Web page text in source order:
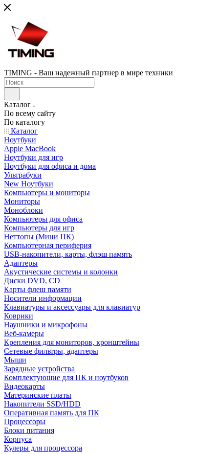
TIMING - Ваш надежный партнер в мире техники
Каталог
По всему сайту
По каталогу
Каталог
Ноутбуки
Apple MacBook
Ноутбуки для игр
Ноутбуки для офиса и дома
Ультрабуки
New Ноутбуки
Компьютеры и мониторы
Мониторы
Моноблоки
Компьютеры для офиса
Компьютеры для игр
Неттопы (Мини ПК)
Компьютерная периферия
USB-накопители, карты, флэш память
Адаптеры
Акустические системы и колонки
Диски DVD, CD
Карты флеш памяти
Носители информации
Клавиатуры и аксессуары для клавиатур
Коврики
Наушники и микрофоны
Веб-камеры
Крепления для мониторов, кронштейны
Сетевые фильтры, адаптеры
Мыши
Зарядные устройства
Комплектующие для ПК и ноутбуков
Видеокарты
Материнские платы
Накопители SSD/HDD
Оперативная память для ПК
Процессоры
Блоки питания
Корпуса
Кулеры для процессора